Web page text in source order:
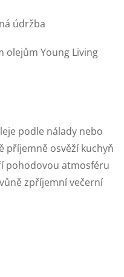
údržba
olejům Young Living
podle nálady nebo
příjemně osvěží kuchyň
pohodovou atmosféru
zpříjemní večerní